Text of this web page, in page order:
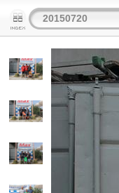
20150720